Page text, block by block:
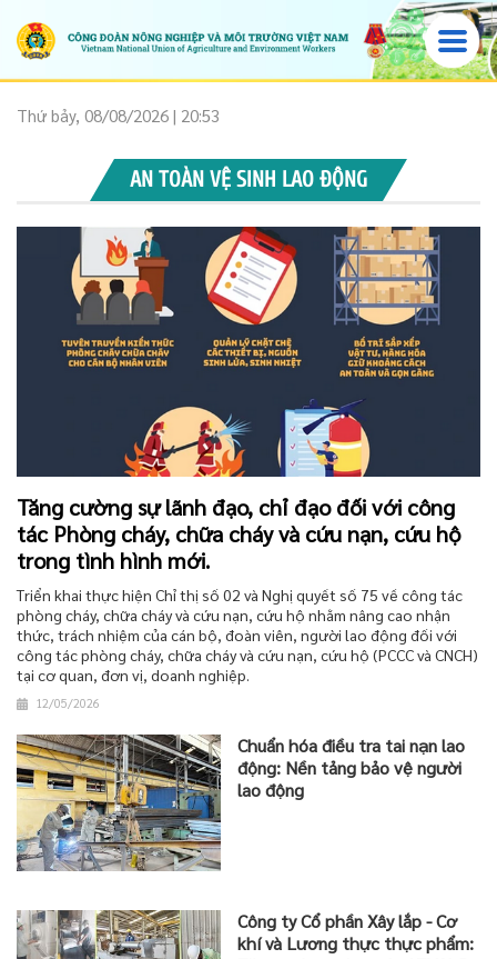
Thứ bảy, 08/08/2026 | 20:53
AN TOÀN VỆ SINH LAO ĐỘNG
Tăng cường sự lãnh đạo, chỉ đạo đối với công
tác Phòng cháy, chữa cháy và cứu nạn, cứu hộ
trong tình hình mới.
Triển khai thực hiện Chỉ thị số 02 và Nghị quyết số 75 về công tác
phòng cháy, chữa cháy và cứu nạn, cứu hộ nhằm nâng cao nhận
thức, trách nhiệm của cán bộ, đoàn viên, người lao động đối với
công tác phòng cháy, chữa cháy và cứu nạn, cứu hộ (PCCC và CNCH)
tại cơ quan, đơn vị, doanh nghiệp.
12/05/2026
Chuẩn hóa điều tra tai nạn lao
động: Nền tảng bảo vệ người
lao động
Công ty Cổ phần Xây lắp - Cơ
khí và Lương thực thực phẩm: